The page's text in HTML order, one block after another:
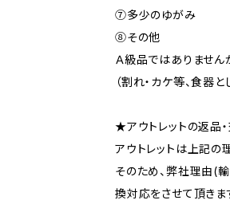
⑦多少のゆがみ
⑧その他
Ａ級品ではありません
（割れ・カケ等、食器
★アウトレットの返品
アウトレットは上記の
そのため、弊社理由(
換対応をさせて頂きま